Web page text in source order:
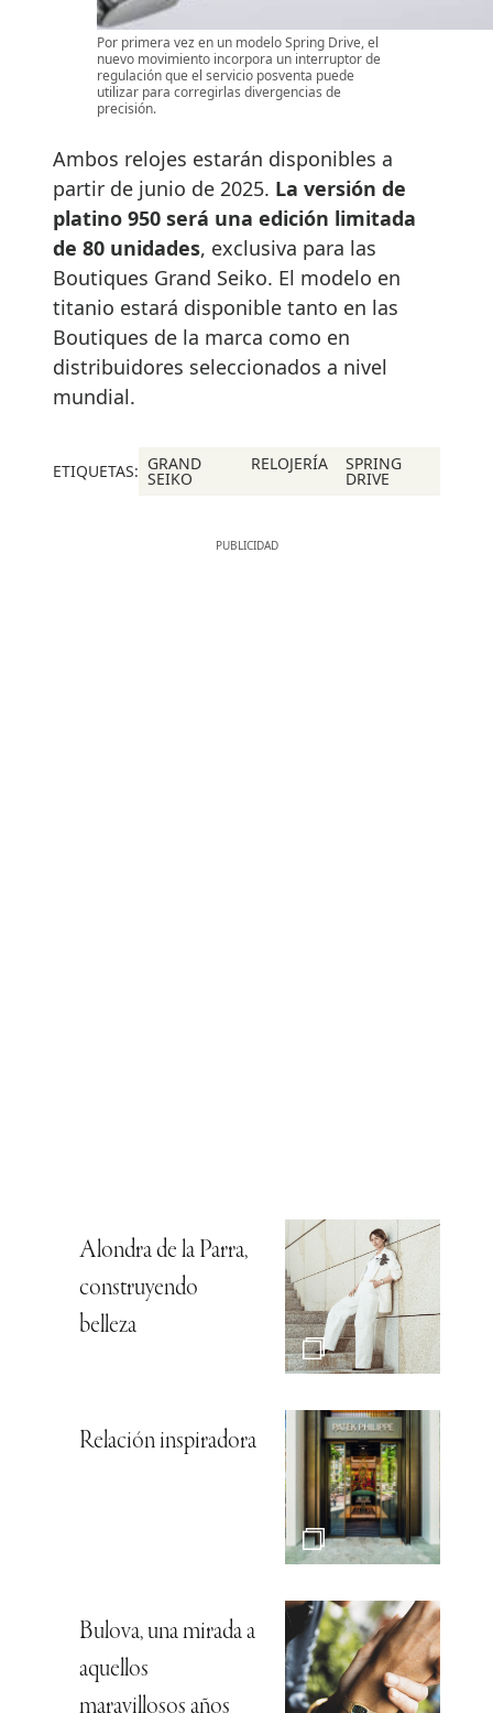
Por primera vez en un modelo Spring Drive, el
nuevo movimiento incorpora un interruptor de
regulación que el servicio posventa puede
utilizar para corregirlas divergencias de
precisión.
Ambos relojes estarán disponibles a
partir de junio de 2025. La versión de
platino 950 será una edición limitada
de 80 unidades, exclusiva para las
Boutiques Grand Seiko. El modelo en
titanio estará disponible tanto en las
Boutiques de la marca como en
distribuidores seleccionados a nivel
mundial.
ETIQUETAS: GRAND
SEIKO
RELOJERÍA SPRING
DRIVE
Alondra de la Parra,
construyendo
belleza
Relación inspiradora
Bulova, una mirada a
aquellos
maravillosos años